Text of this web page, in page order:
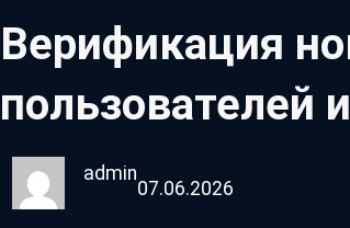
Верификация
пользователей
admin
07.06.2026